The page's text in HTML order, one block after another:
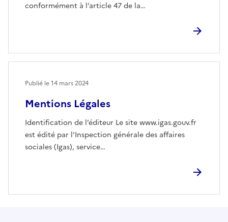
conformément à l’article 47 de la…
Mentions Légales
Identification de l’éditeur Le site www.igas.gouv.fr
est édité par l’Inspection générale des affaires
sociales (Igas), service…
Publié le14 mars 2024